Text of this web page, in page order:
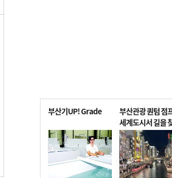
부산기UP! Grade
부산관광 퀀텀
세계도시서 길을